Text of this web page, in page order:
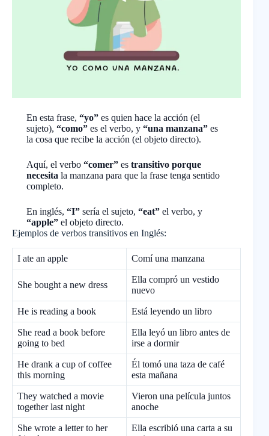
En esta frase, “yo” es quien hace la acción (el
sujeto), “como” es el verbo, y “una manzana” es
la cosa que recibe la acción (el objeto directo).
Aquí, el verbo “comer” es transitivo porque
necesita la manzana para que la frase tenga sentido
completo.
En inglés, “I” sería el sujeto, “eat” el verbo, y
“apple” el objeto directo.
Ejemplos de verbos transitivos en Inglés:
I ate an apple Comí una manzana
She bought a new dress
Ella compró un vestido
nuevo
He is reading a book Está leyendo un libro
She read a book before
going to bed
Ella leyó un libro antes de
irse a dormir
He drank a cup of coffee
this morning
Él tomó una taza de café
esta mañana
They watched a movie
together last night
Vieron una película juntos
anoche
She wrote a letter to her
Ella escribió una carta a su